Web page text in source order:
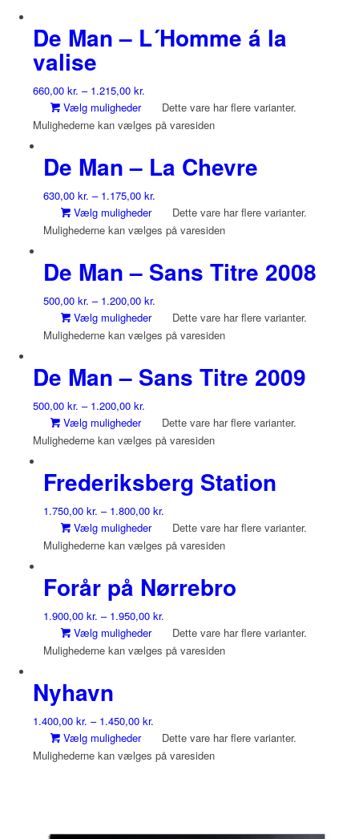
De Man – L´Homme á la
valise
660,00 kr. – 1.215,00 kr.
Vælg muligheder
Dette vare har flere varianter.
Mulighederne kan vælges på varesiden
De Man – La Chevre
630,00 kr. – 1.175,00 kr.
Vælg muligheder
Dette vare har flere varianter.
Mulighederne kan vælges på varesiden
De Man – Sans Titre 2008
500,00 kr. – 1.200,00 kr.
Vælg muligheder
Dette vare har flere varianter.
Mulighederne kan vælges på varesiden
De Man – Sans Titre 2009
500,00 kr. – 1.200,00 kr.
Vælg muligheder
Dette vare har flere varianter.
Mulighederne kan vælges på varesiden
Frederiksberg Station
1.750,00 kr. – 1.800,00 kr.
Vælg muligheder
Dette vare har flere varianter.
Mulighederne kan vælges på varesiden
Forår på Nørrebro
1.900,00 kr. – 1.950,00 kr.
Vælg muligheder
Dette vare har flere varianter.
Mulighederne kan vælges på varesiden
Nyhavn
1.400,00 kr. – 1.450,00 kr.
Vælg muligheder
Dette vare har flere varianter.
Mulighederne kan vælges på varesiden